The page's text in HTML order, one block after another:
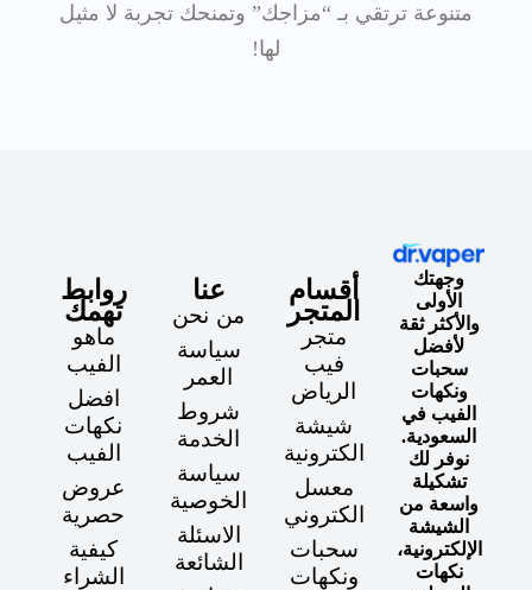
متنوعة ترتقي بـ “مزاجك” وتمنحك تجربة لا مثيل
لها!
وجهتك
الأولى
والأكثر ثقة
لأفضل
سحبات
ونكهات
الفيب في
السعودية.
نوفر لك
تشكيلة
واسعة من
الشيشة
الإلكترونية،
نكهات
أقسام
المتجر
متجر
فيب
الرياض
شيشة
الكترونية
معسل
الكتروني
سحبات
ونكهات
عنا
من نحن
سياسة
العمر
شروط
الخدمة
سياسة
الخوصية
الاسئلة
الشائعة
روابط
تهمك
ماهو
الفيب
افضل
نكهات
الفيب
عروض
حصرية
كيفية
الشراء